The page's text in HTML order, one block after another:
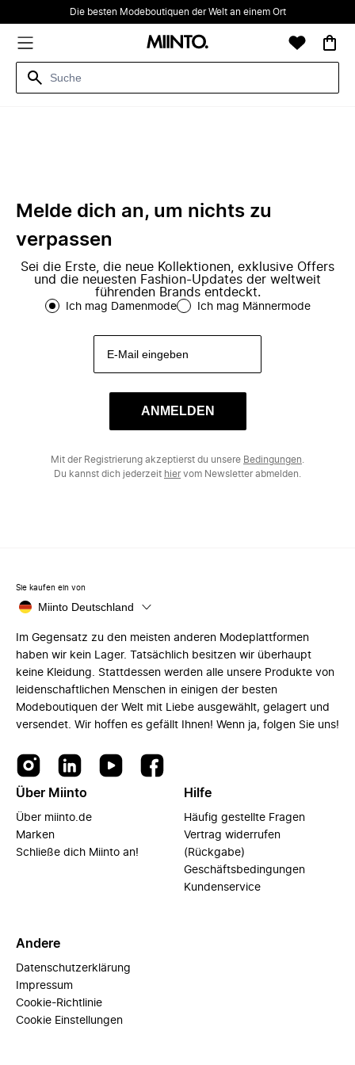
Die besten Modeboutiquen der Welt an einem Ort
Melde dich an, um nichts zu
verpassen
Sei die Erste, die neue Kollektionen, exklusive Offers
und die neuesten Fashion-Updates der weltweit
führenden Brands entdeckt.
Ich mag Damenmode Ich mag Männermode
ANMELDEN
Mit der Registrierung akzeptierst du unsere Bedingungen
Du kannst dich jederzeit hiervom Newsletter abmelden.
Sie kaufen ein von
Miinto Deutschland
Im Gegensatz zu den meisten anderen Modeplattformen
haben wir kein Lager. Tatsächlich besitzen wir überhaupt
keine Kleidung. Stattdessen werden alle unsere Produkte von
leidenschaftlichen Menschen in einigen der besten
Modeboutiquen der Welt mit Liebe ausgewählt, gelagert und
versendet. Wir hoffen es gefällt Ihnen! Wenn ja, folgen Sie uns!
Über Miinto
Über miinto.de
Marken
Schließe dich Miinto an!
Hilfe
Häufig gestellte Fragen
Vertrag widerrufen
(Rückgabe)
Geschäftsbedingungen
Kundenservice
Andere
Datenschutzerklärung
Impressum
Cookie-Richtlinie
Cookie Einstellungen